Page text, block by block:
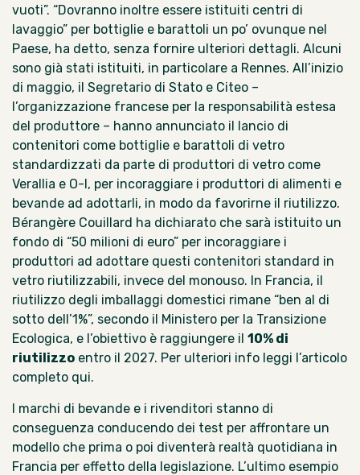
vuoti”. “Dovranno inoltre essere istituiti centri di
lavaggio” per bottiglie e barattoli un po’ ovunque nel
Paese, ha detto, senza fornire ulteriori dettagli. Alcuni
sono già stati istituiti, in particolare a Rennes. All’inizio
di maggio, il Segretario di Stato e Citeo –
l’organizzazione francese per la responsabilità estesa
del produttore – hanno annunciato il lancio di
contenitori come bottiglie e barattoli di vetro
standardizzati da parte di produttori di vetro come
Verallia e O-I, per incoraggiare i produttori di alimenti e
bevande ad adottarli, in modo da favorirne il riutilizzo.
Bérangère Couillard ha dichiarato che sarà istituito un
fondo di “50 milioni di euro” per incoraggiare i
produttori ad adottare questi contenitori standard in
vetro riutilizzabili, invece del monouso. In Francia, il
riutilizzo degli imballaggi domestici rimane “ben al di
sotto dell’1%”, secondo il Ministero per la Transizione
Ecologica, e l’obiettivo è raggiungere il 10% di
riutilizzo entro il 2027. Per ulteriori info leggi l’articolo
completo qui.
I marchi di bevande e i rivenditori stanno di
conseguenza conducendo dei test per affrontare un
modello che prima o poi diventerà realtà quotidiana in
Francia per effetto della legislazione. L’ultimo esempio